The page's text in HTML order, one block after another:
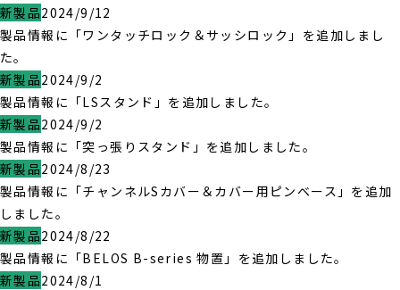
新製品2024/9/12
製品情報に「ワンタッチロック＆サッシロック」を追加しまし
た。
新製品2024/9/2
製品情報に「LSスタンド」を追加しました。
新製品2024/9/2
製品情報に「突っ張りスタンド」を追加しました。
新製品2024/8/23
製品情報に「チャンネルSカバー＆カバー用ピンベース」を追加
しました。
新製品2024/8/22
製品情報に「BELOS B-series 物置」を追加しました。
新製品2024/8/1